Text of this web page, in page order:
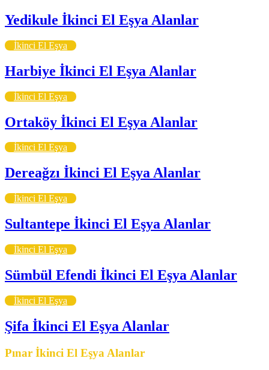
Yedikule İkinci El Eşya Alanlar
İkinci El Eşya
Harbiye İkinci El Eşya Alanlar
İkinci El Eşya
Ortaköy İkinci El Eşya Alanlar
İkinci El Eşya
Dereağzı İkinci El Eşya Alanlar
İkinci El Eşya
Sultantepe İkinci El Eşya Alanlar
İkinci El Eşya
Sümbül Efendi İkinci El Eşya Alanlar
İkinci El Eşya
Şifa İkinci El Eşya Alanlar
Pınar İkinci El Eşya Alanlar